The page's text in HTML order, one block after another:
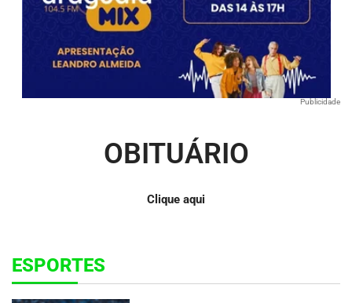
Publicidade
OBITUÁRIO
Clique aqui
ESPORTES